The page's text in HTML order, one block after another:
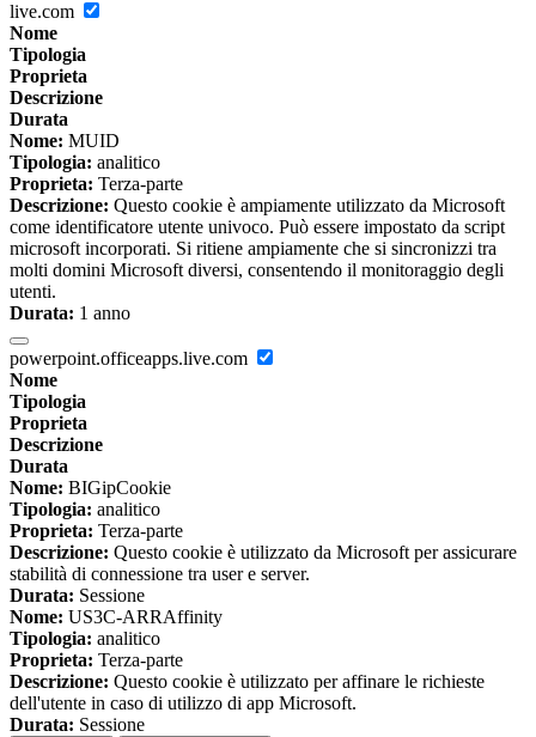
live.com
Nome
Tipologia
Proprieta
Descrizione
Durata
Nome: MUID
Tipologia: analitico
Proprieta: Terza-parte
Descrizione: Questo cookie è ampiamente utilizzato da Microsoft
come identificatore utente univoco. Può essere impostato da script
microsoft incorporati. Si ritiene ampiamente che si sincronizzi tra
molti domini Microsoft diversi, consentendo il monitoraggio degli
utenti.
Durata: 1 anno
powerpoint.officeapps.live.com
Nome
Tipologia
Proprieta
Descrizione
Durata
Nome: BIGipCookie
Tipologia: analitico
Proprieta: Terza-parte
Descrizione: Questo cookie è utilizzato da Microsoft per assicurare
stabilità di connessione tra user e server.
Durata: Sessione
Nome: US3C-ARRAffinity
Tipologia: analitico
Proprieta: Terza-parte
Descrizione: Questo cookie è utilizzato per affinare le richieste
dell'utente in caso di utilizzo di app Microsoft.
Durata: Sessione